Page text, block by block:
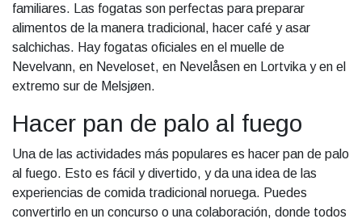
familiares. Las fogatas son perfectas para preparar
alimentos de la manera tradicional, hacer café y asar
salchichas. Hay fogatas oficiales en el muelle de
Nevelvann, en Neveloset, en Nevelåsen en Lortvika y en el
extremo sur de Melsjøen.
Hacer pan de palo al fuego
Una de las actividades más populares es hacer pan de palo
al fuego. Esto es fácil y divertido, y da una idea de las
experiencias de comida tradicional noruega. Puedes
convertirlo en un concurso o una colaboración, donde todos